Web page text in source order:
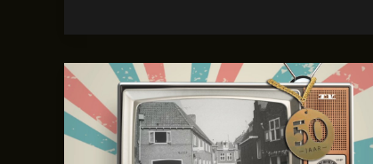
jaar
De
Vreeden